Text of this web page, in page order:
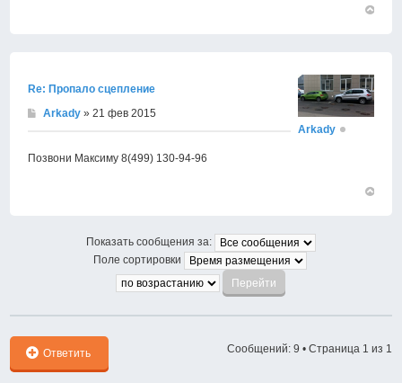
Re: Пропало сцепление
Arkady » 21 фев 2015
Позвони Максиму 8(499) 130-94-96
Arkady
Показать сообщения за:
Поле сортировки
Ответить Сообщений: 9 • Страница 1 из 1